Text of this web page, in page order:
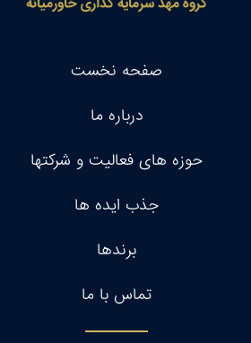
صفحه نخست
درباره ما
حوزه های فعالیت و شرکتها
جذب ایده ها
برندها
تماس با ما